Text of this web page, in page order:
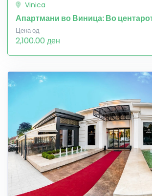
Vinica
Апартмани во Виница: Во
Цена од
2,100.00 ден